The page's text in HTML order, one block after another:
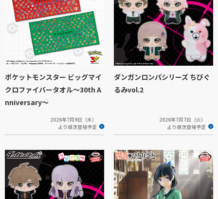
ポケットモンスター ビッグマイ
クロファイバータオル～30th A
nniversary～
2026年7月9日（木）
より順次登場予定
ダンガンロンパシリーズ ちびぐ
るみvol.2
2026年7月7日（火）
より順次登場予定